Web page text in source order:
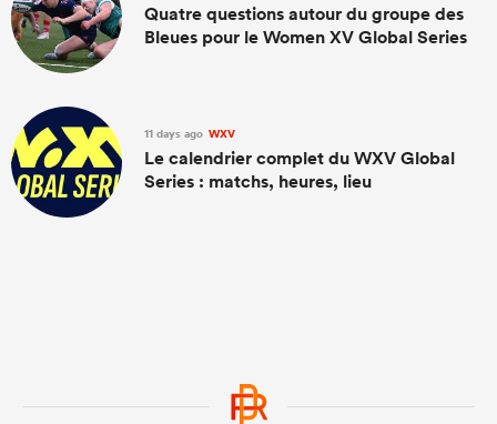
Quatre questions autour du groupe des
Bleues pour le Women XV Global Series
11 days ago WXV
Le calendrier complet du WXV Global
Series : matchs, heures, lieu